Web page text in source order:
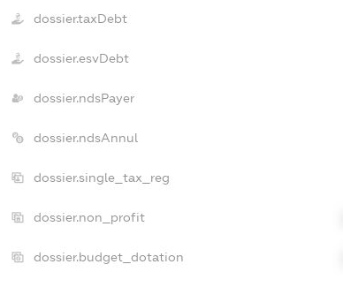
dossier.taxDebt
dossier.esvDebt
dossier.ndsPayer
dossier.ndsAnnul
dossier.single_tax_reg
dossier.non_profit
dossier.budget_dotation